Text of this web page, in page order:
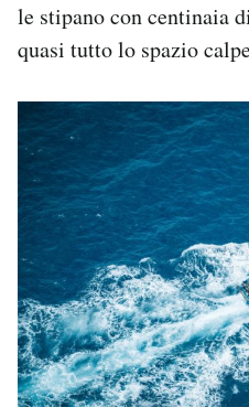
le stipano con centinaia
quasi tutto lo spazio